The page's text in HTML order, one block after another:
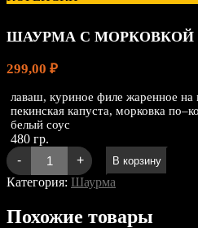
ШАУРМА С МОРКОВКОЙ
299,00 ₽
лаваш, куриное филе жаренное на
пекинская капуста, морковка
белый соус
480 гр.
-
Количество
товара
ШАУРМА
С
ПО-
+ В корзину
Категория: Шаурма
Похожие товары